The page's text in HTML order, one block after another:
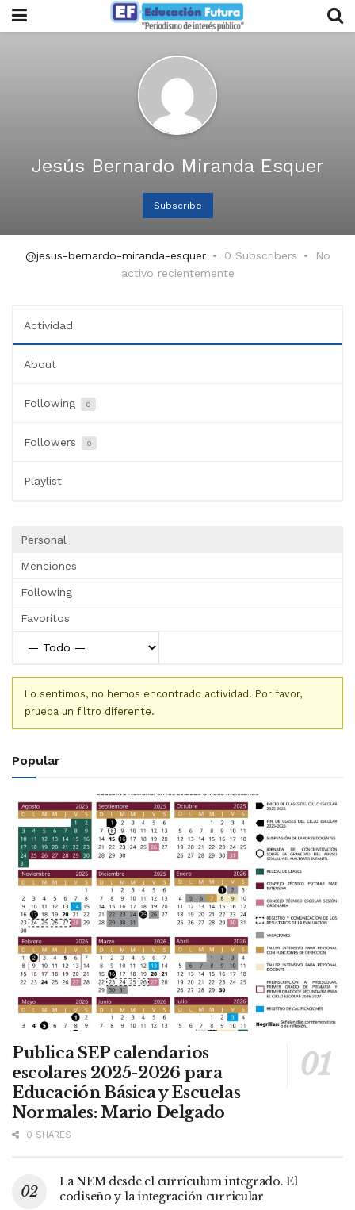
Jesús Bernardo Miranda Esquer
Subscribe
@jesus-bernardo-miranda-esquer 0 Subscribers
No
activo recientemente
Actividad
About
Following 0
Followers 0
Playlist
Personal
Menciones
Following
Favoritos
Lo sentimos, no hemos encontrado actividad. Por favor,
prueba un filtro diferente.
Popular
Publica SEP calendarios
escolares 2025-2026 para
Educación Básica y Escuelas
Normales: Mario Delgado
0 SHARES
La NEM desde el currículum integrado. El
codiseño y la integración curricular